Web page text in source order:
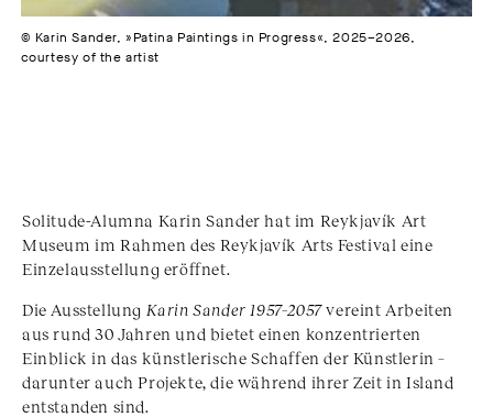
©️ Karin Sander, »Patina Paintings in Progress«, 2025–2026,
courtesy of the artist
Solitude-Alumna Karin Sander hat im Reykjavík Art
Museum im Rahmen des Reykjavík Arts Festival eine
Einzelausstellung eröffnet.
Die Ausstellung Karin Sander 1957–2057vereint Arbeiten
aus rund 30 Jahren und bietet einen konzentrierten
Einblick in das künstlerische Schaffen der Künstlerin –
darunter auch Projekte, die während ihrer Zeit in Island
entstanden sind.